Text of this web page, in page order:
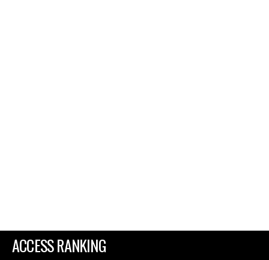
ACCESS RANKING